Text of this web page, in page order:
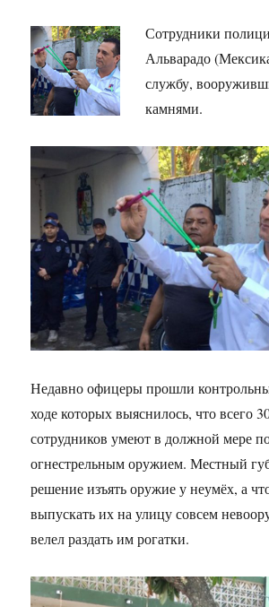
Сотрудники
Альварадо
службу,
камнями.
Недавно офицеры прошли
ходе которых выяснилось, что всего
сотрудников умеют в должной мере
огнестрельным оружием. Местный
решение изъять оружие у неумёх, а
выпускать их на улицу совсем
велел раздать им рогатки.